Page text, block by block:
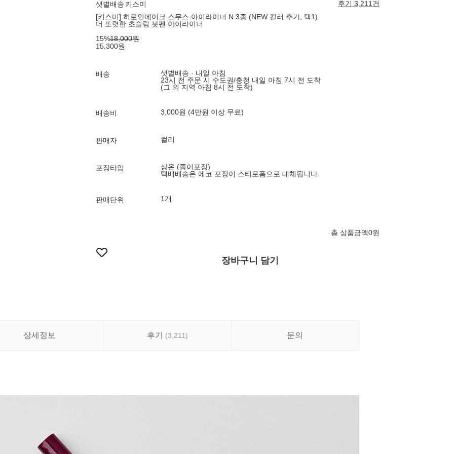
샛별배송 키스미
후기 3,211건
[키스미] 히로인메이크 스무스 아이라이너 N 3종 (NEW 컬러 추가, 택1)
더 또렷한 초슬림 붓펜 아이라이너
15%18,000원
15,300원
배송
샛별배송 · 내일 아침
23시 전 주문 시 수도권/충청 내일 아침 7시 전 도착
(그 외 지역 아침 8시 전 도착)
배송비 3,000원 (4만원 이상 무료)
판매자 컬리
포장타입
상온 (종이포장)
택배배송은 에코 포장이 스티로폼으로 대체됩니다.
판매단위 1개
총 상품금액0원
장바구니 담기
상세정보 후기 (3,211) 문의